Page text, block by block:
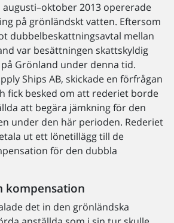
2013 opererade
på grönländskt vatten. Eftersom
dubbelbeskattningsavtal mellan
var besättningen skattskyldig
Grönland under denna tid.
Ships AB, skickade en förfrågan
fick besked om att rederiet borde
att begära jämkning för den
under den här perioden. Rederiet
ut ett lönetillägg till de
för den dubbla
kompensation
det in den grönländska